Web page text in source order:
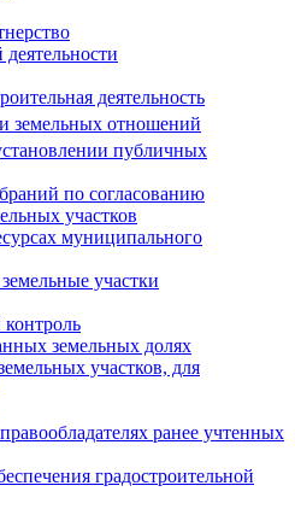
деятельность
земельных отношений
публичных
по согласованию
участков
муниципального
участки
земельных долях
участков, для
ранее учтенных
градостроительной